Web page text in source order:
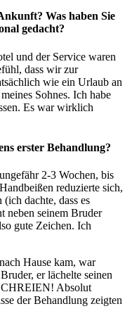
Was haben Sie
gedacht?
und der Service waren
dass wir zur
wie ein Urlaub an
Sohnes. Ich habe
Es war wirklich
erster Behandlung?
2-3 Wochen, bis
reduzierte sich,
dachte, dass es
neben seinem Bruder
gute Zeichen. Ich
Hause kam, war
er lächelte seinen
Absolut
der Behandlung zeigten